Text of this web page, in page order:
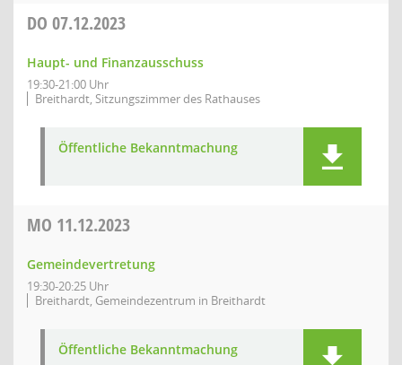
DO 07.12.2023
Haupt- und Finanzausschuss
19:30-21:00 Uhr
Breithardt, Sitzungszimmer des Rathauses
Öffentliche Bekanntmachung
MO 11.12.2023
Gemeindevertretung
19:30-20:25 Uhr
Breithardt, Gemeindezentrum in Breithardt
Öffentliche Bekanntmachung